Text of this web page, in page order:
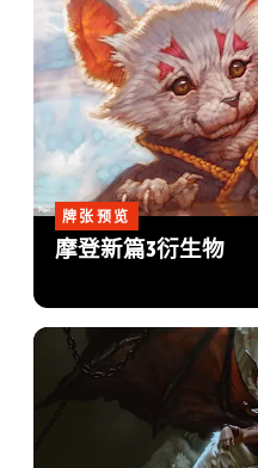
牌张预览
摩登新篇3衍生物